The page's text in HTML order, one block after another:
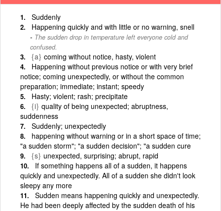
Suddenly
Happening quickly and with little or no warning, snell
The sudden drop in temperature left everyone cold and
confused.
{a} coming without notice, hasty, violent
Happening without previous notice or with very brief
notice; coming unexpectedly, or without the common
preparation; immediate; instant; speedy
Hasty; violent; rash; precipitate
{i} quality of being unexpected; abruptness,
suddenness
Suddenly; unexpectedly
happening without warning or in a short space of time;
"a sudden storm"; "a sudden decision"; "a sudden cure
{s} unexpected, surprising; abrupt, rapid
If something happens all of a sudden, it happens
quickly and unexpectedly. All of a sudden she didn't look
sleepy any more
Sudden means happening quickly and unexpectedly.
He had been deeply affected by the sudden death of his